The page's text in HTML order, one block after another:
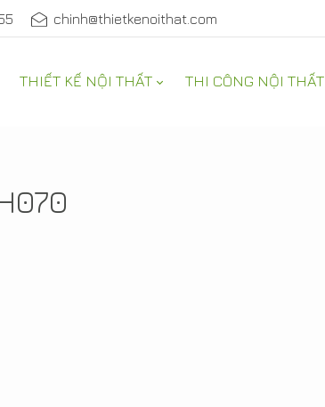
chinh@thietkenoithat.com
THIẾT KẾ NỘI THẤT THI CÔNG NỘI THẤT
THẤT